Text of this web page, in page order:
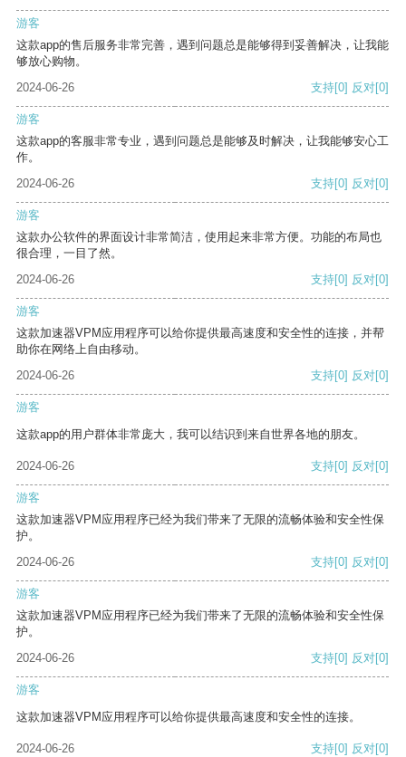
游客
这款app的售后服务非常完善，遇到问题总是能够得到妥善解决，让我能
够放心购物。
2024-06-26
支持[0] 反对[0]
游客
这款app的客服非常专业，遇到问题总是能够及时解决，让我能够安心工
作。
2024-06-26
支持[0] 反对[0]
游客
这款办公软件的界面设计非常简洁，使用起来非常方便。功能的布局也
很合理，一目了然。
2024-06-26
支持[0] 反对[0]
游客
这款加速器VPM应用程序可以给你提供最高速度和安全性的连接，并帮
助你在网络上自由移动。
2024-06-26
支持[0] 反对[0]
游客
这款app的用户群体非常庞大，我可以结识到来自世界各地的朋友。
2024-06-26 支持[0] 反对[0]
游客
这款加速器VPM应用程序已经为我们带来了无限的流畅体验和安全性保
护。
2024-06-26
支持[0] 反对[0]
游客
这款加速器VPM应用程序已经为我们带来了无限的流畅体验和安全性保
护。
2024-06-26
支持[0] 反对[0]
游客
这款加速器VPM应用程序可以给你提供最高速度和安全性的连接。
2024-06-26 支持[0] 反对[0]